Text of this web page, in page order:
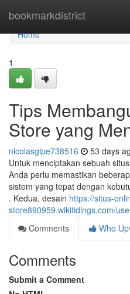
bookmarkdistrict
Home
Home
1
Tips
Store yang
nicolasglpe738516 53 days
Untuk menciptakan sebuah
Anda perlu memastikan
sistem yang tepat dengan
. Kedua, desain https://situs-
store890959.wikitidings.com/
Comments
Who
Comments
Submit a Comment